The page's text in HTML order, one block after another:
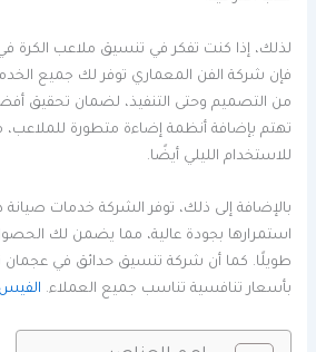
لذلك، إذا كنت تفكر في تنسيق ملاعب الكرة
فإن شركة الفن المعماري توفر لك جميع
من التصميم وحتى التنفيذ، لضمان تحقيق
تهتم بإضافة أنظمة إضاءة متطورة للملاعب،
للاستخدام الليلي أيضًا.
بالإضافة إلى ذلك، توفر الشركة خدمات
استمرارها بجودة عالية، مما يضمن لك
طويلًا. كما أن شركة تنسيق حدائق في
بأسعار تنافسية تناسب جميع العملاء.